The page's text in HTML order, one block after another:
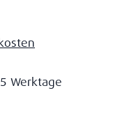
Werktage